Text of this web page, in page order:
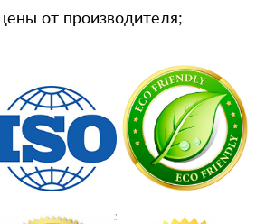
от производителя;